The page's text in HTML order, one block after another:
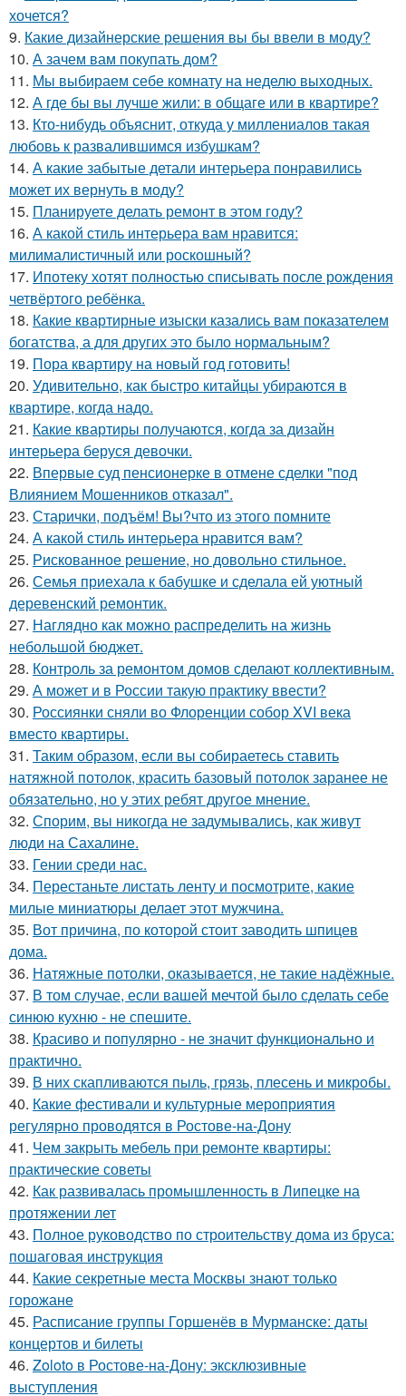
хочется?
9. Какие дизайнерские решения вы бы ввели в моду?
10. А зачем вам покупать дом?
11. Мы выбираем себе комнату на неделю выходных.
12. А где бы вы лучше жили: в общаге или в квартире?
13. Кто-нибудь объяснит, откуда у миллениалов такая
любовь к развалившимся избушкам?
14. А какие забытые детали интерьера понравились
может их вернуть в моду?
15. Планируете делать ремонт в этом году?
16. А какой стиль интерьера вам нравится:
милималистичный или роскошный?
17. Ипотеку хотят полностью списывать после рождения
четвёртого ребёнка.
18. Какие квартирные изыски казались вам показателем
богатства, а для других это было нормальным?
19. Пора квартиру на новый год готовить!
20. Удивительно, как быстро китайцы убираются в
квартире, когда надо.
21. Какие квартиры получаются, когда за дизайн
интерьера беруся девочки.
22. Впервые суд пенсионерке в отмене сделки "под
Влиянием Мошенников отказал".
23. Старички, подъём! Вы?что из этого помните
24. А какой стиль интерьера нравится вам?
25. Рискованное решение, но довольно стильное.
26. Семья приехала к бабушке и сделала ей уютный
деревенский ремонтик.
27. Наглядно как можно распределить на жизнь
небольшой бюджет.
28. Контроль за ремонтом домов сделают коллективным.
29. А может и в России такую практику ввести?
30. Россиянки сняли во Флоренции собор XVI века
вместо квартиры.
31. Таким образом, если вы собираетесь ставить
натяжной потолок, красить базовый потолок заранее не
обязательно, но у этих ребят другое мнение.
32. Спорим, вы никогда не задумывались, как живут
люди на Сахалине.
33. Гении среди нас.
34. Перестаньте листать ленту и посмотрите, какие
милые миниатюры делает этот мужчина.
35. Вот причина, по которой стоит заводить шпицев
дома.
36. Натяжные потолки, оказывается, не такие надёжные.
37. В том случае, если вашей мечтой было сделать себе
синюю кухню - не спешите.
38. Красиво и популярно - не значит функционально и
практично.
39. В них скапливаются пыль, грязь, плесень и микробы.
40. Какие фестивали и культурные мероприятия
регулярно проводятся в Ростове-на-Дону
41. Чем закрыть мебель при ремонте квартиры:
практические советы
42. Как развивалась промышленность в Липецке на
протяжении лет
43. Полное руководство по строительству дома из бруса:
пошаговая инструкция
44. Какие секретные места Москвы знают только
горожане
45. Расписание группы Горшенёв в Мурманске: даты
концертов и билеты
46. Zoloto в Ростове-на-Дону: эксклюзивные
выступления